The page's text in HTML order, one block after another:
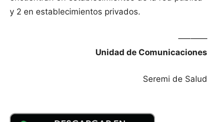
y 2 en establecimientos privados.
—–——
Unidad de Comunicaciones
Seremi de Salud